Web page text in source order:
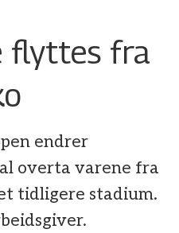
flyttes fra
endrer
overta varene fra
tidligere stadium.